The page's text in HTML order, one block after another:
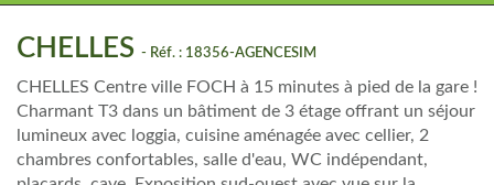
CHELLES - Réf. : 18356-AGENCESIM
CHELLES Centre ville FOCH à 15 minutes à pied de la gare !
Charmant T3 dans un bâtiment de 3 étage offrant un séjour
lumineux avec loggia, cuisine aménagée avec cellier, 2
chambres confortables, salle d'eau, WC indépendant,